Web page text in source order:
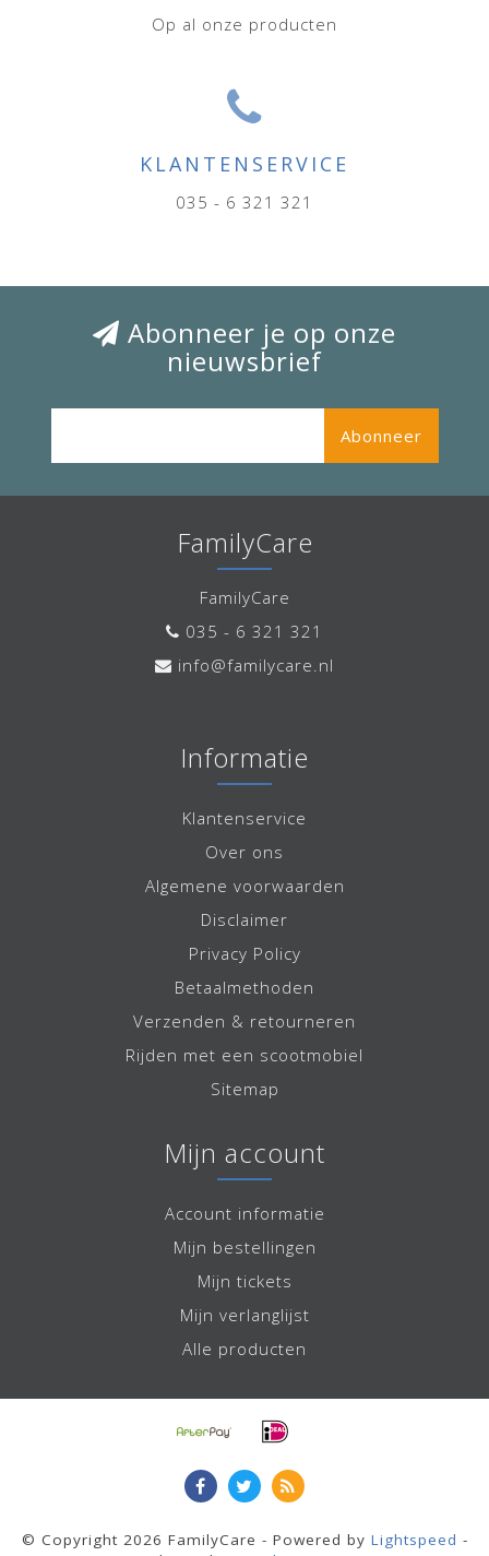
Op al onze producten
KLANTENSERVICE
035 - 6 321 321
Abonneer je op onze
nieuwsbrief
Abonneer
FamilyCare
FamilyCare
035 - 6 321 321
info@familycare.nl
Informatie
Klantenservice
Over ons
Algemene voorwaarden
Disclaimer
Privacy Policy
Betaalmethoden
Verzenden & retourneren
Rijden met een scootmobiel
Sitemap
Mijn account
Account informatie
Mijn bestellingen
Mijn tickets
Mijn verlanglijst
Alle producten
© Copyright 2026 FamilyCare - Powered by Lightspeed -